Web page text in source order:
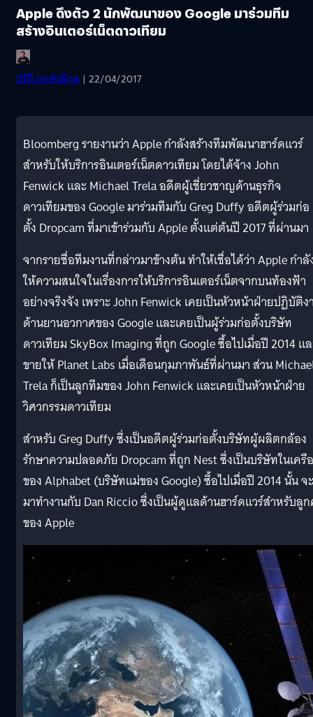
Apple ดึงตัว 2 นักพัฒนาของ Google มาร่วมทีม
สร้างอินเตอร์เน็ตดาวเทียม
ปรีดี ฤกษ์วลีกุล | 22/04/2017
Bloomberg รายงานว่า Apple กำลังสร้างทีมพัฒนาฮาร์ดแวร์
สำหรับให้บริการอินเตอร์เน็ตดาวเทียม โดยได้จ้าง John
Fenwick และ Michael Trela อดีตผู้เชี่ยวชาญด้านธุรกิจ
ดาวเทียมของ Google มาร่วมทีมกับ Greg Duffy อดีตผู้ร่วมก่อ
ตั้ง Dropcam ที่มาเข้าร่วมกับ Apple ตั้งแต่ต้นปี 2017 ที่ผ่านมา
จากรายชื่อทีมงานที่กล่าวมาข้างต้น ทำให้เชื่อได้ว่า Apple กำลั
ให้ความสนใจในเรื่องการให้บริการอินเตอร์เน็ตจากบนท้องฟ้า
อย่างจริงจัง เพราะ John Fenwick เคยเป็นหัวหน้าฝ่ายปฏิบัติง
ด้านยานอวกาศของ Google และเคยเป็นผู้ร่วมก่อตั้งบริษัท
ดาวเทียม SkyBox Imaging ที่ถูก Google ซื้อไปเมื่อปี 2014 แ
ขายให้ Planet Labs เมื่อเดือนกุมภาพันธ์ที่ผ่านมา ส่วน
Trela ก็เป็นลูกทีมของ John Fenwick และเคยเป็นหัวหน้าฝ่าย
วิศวกรรมดาวเทียม
สำหรับ Greg Duffy ซึ่งเป็นอดีตผู้ร่วมก่อตั้งบริษัทผู้ผลิตกล้อง
รักษาความปลอดภัย Dropcam ที่ถูก Nest ซึ่งเป็นบริษัทในเครือ
ของ Alphabet (บริษัทแม่ของ Google) ซึ้อไปเมื่อปี 2014 นั้น จะ
มาทำงานกับ Dan Riccio ซึ่งเป็นผู้ดูแลด้านฮาร์ดแวร์สำหรับลู
ของ Apple